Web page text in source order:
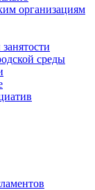
организациям
среды